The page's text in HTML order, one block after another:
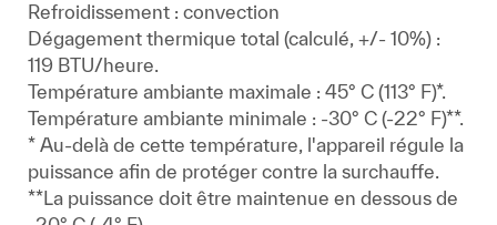
Refroidissement : convection
Dégagement thermique total (calculé, +/- 10%) :
119 BTU/heure.
Température ambiante maximale : 45° C (113° F)*.
Température ambiante minimale : -30° C (-22° F)**.
* Au-delà de cette température, l'appareil régule la
puissance afin de protéger contre la surchauffe.
**La puissance doit être maintenue en dessous de